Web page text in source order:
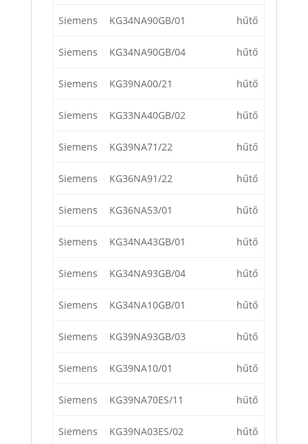
Siemens KG34NA90GB/01 hűtő
Siemens KG34NA90GB/04 hűtő
Siemens KG39NA00/21 hűtő
Siemens KG33NA40GB/02 hűtő
Siemens KG39NA71/22 hűtő
Siemens KG36NA91/22 hűtő
Siemens KG36NA53/01 hűtő
Siemens KG34NA43GB/01 hűtő
Siemens KG34NA93GB/04 hűtő
Siemens KG34NA10GB/01 hűtő
Siemens KG39NA93GB/03 hűtő
Siemens KG39NA10/01 hűtő
Siemens KG39NA70ES/11 hűtő
Siemens KG39NA03ES/02 hűtő